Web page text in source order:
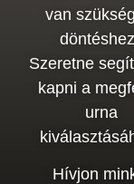
van
Szeretne
kapni a
urna
Hívjon